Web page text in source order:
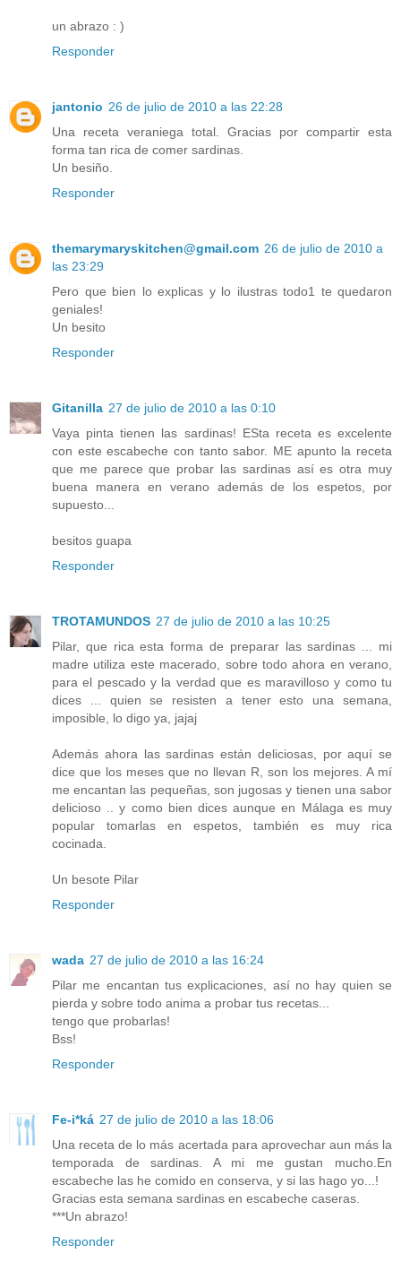
un abrazo : )
Responder
jantonio 26 de julio de 2010 a las 22:28
Una receta veraniega total. Gracias por compartir esta
forma tan rica de comer sardinas.
Un besiño.
Responder
themarymaryskitchen@gmail.com 26 de julio de 2010 a
las 23:29
Pero que bien lo explicas y lo ilustras todo1 te quedaron
geniales!
Un besito
Responder
Gitanilla 27 de julio de 2010 a las 0:10
Vaya pinta tienen las sardinas! ESta receta es excelente
con este escabeche con tanto sabor. ME apunto la receta
que me parece que probar las sardinas así es otra muy
buena manera en verano además de los espetos, por
supuesto...
besitos guapa
Responder
TROTAMUNDOS 27 de julio de 2010 a las 10:25
Pilar, que rica esta forma de preparar las sardinas ... mi
madre utiliza este macerado, sobre todo ahora en verano,
para el pescado y la verdad que es maravilloso y como tu
dices ... quien se resisten a tener esto una semana,
imposible, lo digo ya, jajaj
Además ahora las sardinas están deliciosas, por aquí se
dice que los meses que no llevan R, son los mejores. A mí
me encantan las pequeñas, son jugosas y tienen una sabor
delicioso .. y como bien dices aunque en Málaga es muy
popular tomarlas en espetos, también es muy rica
cocinada.
Un besote Pilar
Responder
wada 27 de julio de 2010 a las 16:24
Pilar me encantan tus explicaciones, así no hay quien se
pierda y sobre todo anima a probar tus recetas...
tengo que probarlas!
Bss!
Responder
Fe-i*ká 27 de julio de 2010 a las 18:06
Una receta de lo más acertada para aprovechar aun más la
temporada de sardinas. A mi me gustan mucho.En
escabeche las he comido en conserva, y si las hago yo...!
Gracias esta semana sardinas en escabeche caseras.
***Un abrazo!
Responder